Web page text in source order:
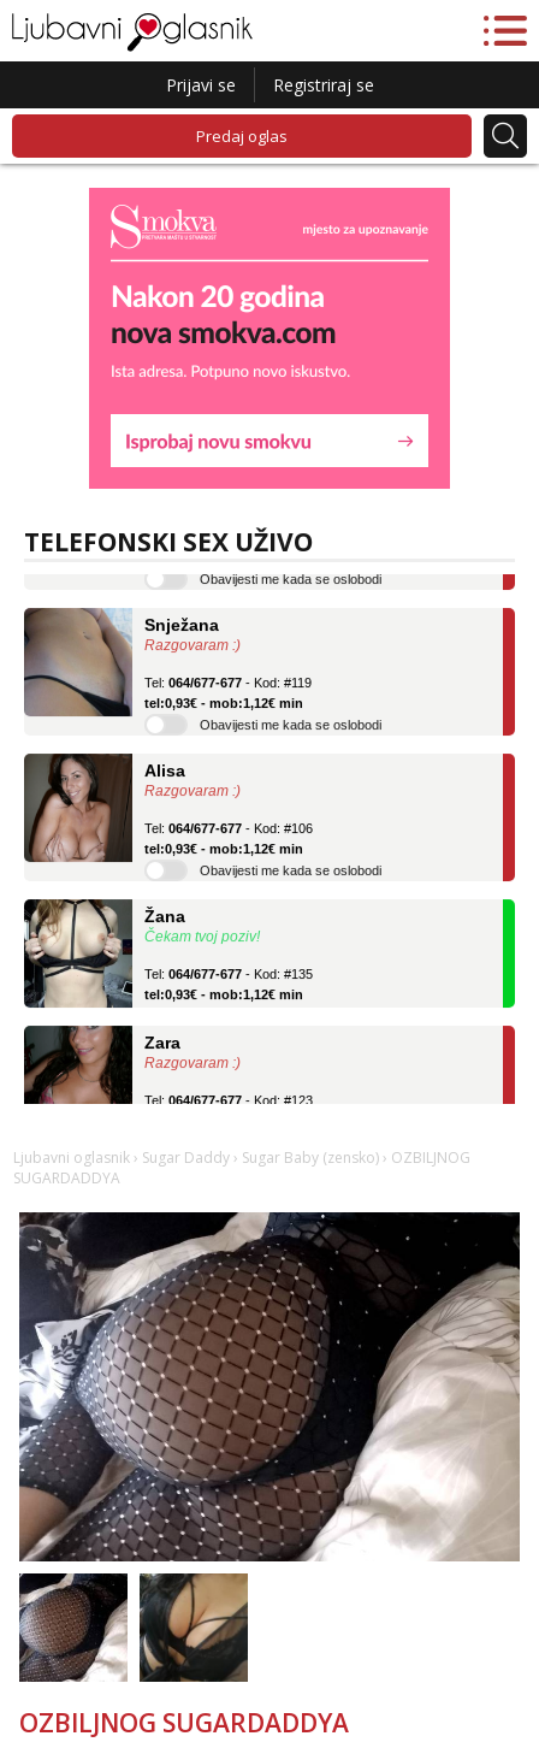
Prijavi se Registriraj se
Predaj oglas
TELEFONSKI SEX UŽIVO
Liliana
tel:0,93€ - mob:1,12€ min
Razgovaram :)
tel:0,93€ - mob:1,12€ min
Obavijesti me kada se oslobodi
Razgovaram :)
tel:0,93€ - mob:1,12€ min
Obavijesti me kada se oslobodi
Čekam tvoj poziv!
tel:0,93€ - mob:1,12€ min
Razgovaram :)
tel:0,93€ - mob:1,12€ min
Anđela
064/677-677
- Kod: #142
tel:0,93€ - mob:1,12€ min
Liliana
Razgovaram :)
Tel:064/677-677- Kod: #69
tel:0,93€ - mob:1,12€ min
Obavijesti me kada se oslobodi
Snježana
Razgovaram :)
Tel: 064/677-677- Kod: #119
tel:0,93€ - mob:1,12€ min
Obavijesti me kada se oslobodi
Alisa
Razgovaram :)
Tel: 064/677-677
tel:0,93€ - mob:1,12€ min
Obavijesti me kada se oslobodi
Žana
Ljubavni oglasnik › Sugar Daddy › Sugar Baby (zensko) › OZBILJNOG
SUGARDADDYA
OZBILJNOG SUGARDADDYA